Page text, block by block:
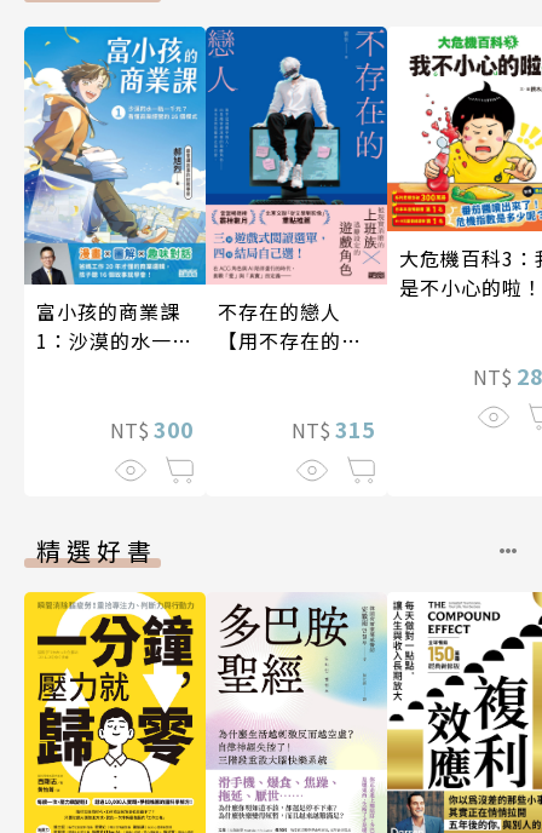
富小孩的商業課
1：沙漠的水一瓶
NT$ 300
不存在的戀人
【用不存在的
NT$ 315
大危機百科3：
是不小心的啦！
NT$
精選好書